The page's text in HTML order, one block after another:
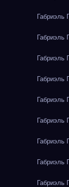
Габриэль
Габриэль
Габриэль
Габриэль
Габриэль
Габриэль
Габриэль
Габриэль
Габриэль